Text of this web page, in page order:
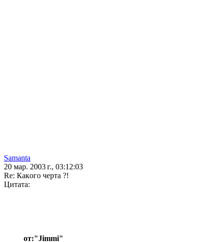
Samanta
20 мар. 2003 г., 03:12:03
Re: Кaкoгo чертa ?!
Цитата:
от:"Jimmi"